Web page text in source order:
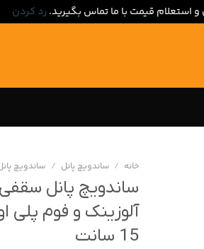
استعلام قیمت با ما تماس بگیرید. رد کردن
خانه / ساندویچ پانل / ساندویچ
ساندویچ پانل
آلوزینک و فوم پلی
15 سانت